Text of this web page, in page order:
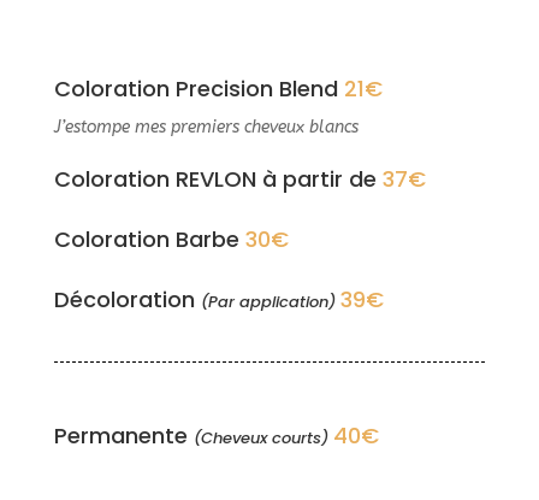
Coloration Precision Blend 21€
J’estompe mes premiers cheveux blancs
Coloration REVLON à partir de 37€
Coloration Barbe 30€
Décoloration (Par application) 39€
Permanente (Cheveux courts) 40€